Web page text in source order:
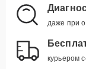
даже при
курьером